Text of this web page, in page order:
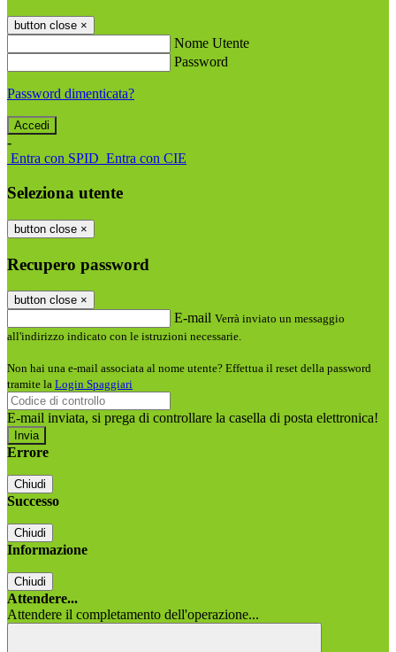
button close ×
Nome Utente
Password
Password dimenticata?
-
Entra con SPID Entra con CIE
Seleziona utente
button close ×
Recupero password
button close ×
E-mail Verrà inviato un messaggio
all'indirizzo indicato con le istruzioni necessarie.
Non hai una e-mail associata al nome utente? Effettua il reset della password
tramite la Login Spaggiari
E-mail inviata, si prega di controllare la casella di posta elettronica!
Errore
Chiudi
Successo
Chiudi
Informazione
Chiudi
Attendere...
Attendere il completamento dell'operazione...